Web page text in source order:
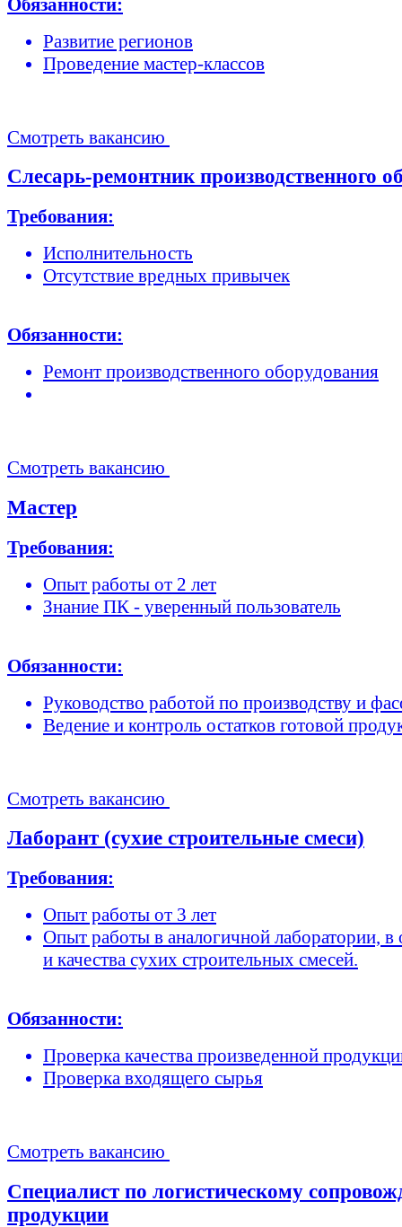
Развитие регионов
Проведение мастер-классов
Смотреть вакансию
Слесарь-ремонтник производственного
Требования:
Исполнительность
Отсутствие вредных привычек
Обязанности:
Ремонт производственного оборудования
Смотреть вакансию
Мастер
Требования:
Опыт работы от 2 лет
Знание ПК - уверенный пользователь
Обязанности:
Руководство работой по производству и
Ведение и контроль остатков готовой
Смотреть вакансию
Лаборант (сухие строительные смеси)
Требования:
Опыт работы от 3 лет
Опыт работы в аналогичной лаборатории, в
и качества сухих строительных смесей.
Обязанности:
Проверка качества произведенной
Проверка входящего сырья
Смотреть вакансию
Специалист по логистическому
продукции